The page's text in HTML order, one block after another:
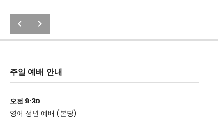
Post navigation
Previous: 2020년 9월 6일 교회소식
Next: 2020년 9월 8일 (화) 벧엘
주일 예배 안내
오전 9:30
영어 성년 예배 (본당)